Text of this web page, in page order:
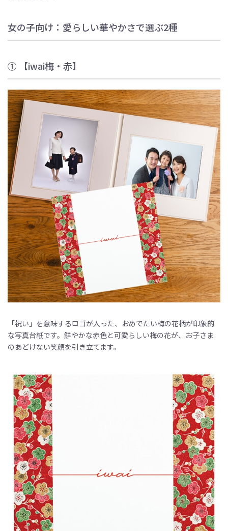
女の子向け：愛らしい華やかさで選ぶ2種
① 【iwai梅・赤】
「祝い」を意味するロゴが入った、おめでたい梅の花柄が印象的
な写真台紙です。鮮やかな赤色と可愛らしい梅の花が、お子さま
のあどけない笑顔を引き立てます。